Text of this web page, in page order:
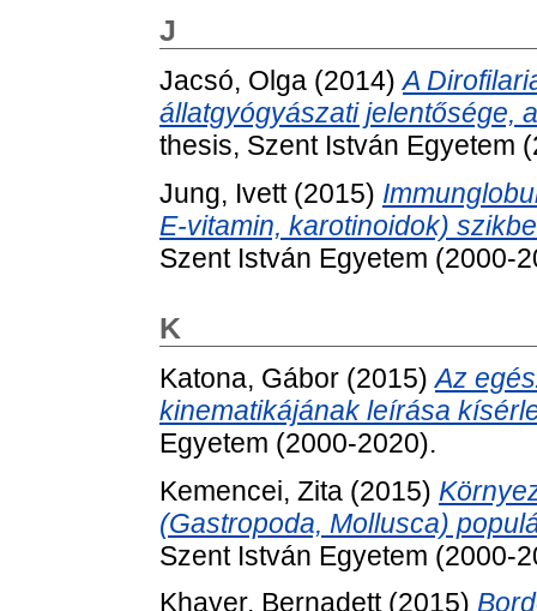
J
Jacsó, Olga (2014)A
állatgyógyászati jelentősége,
thesis, Szent István Egyetem
Jung, Ivett(2015)
E-vitamin, karotinoidok)
Szent István Egyetem (2000-
K
Katona, Gábor (2015)Az
kinematikájának leírása
Egyetem (2000-2020).
Kemencei, Zita (2015)
(Gastropoda, Mollusca)
Szent István Egyetem (2000-
Khayer, Bernadett(2015)